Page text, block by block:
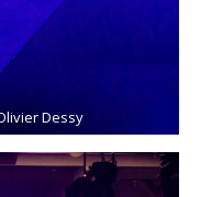
Dessy